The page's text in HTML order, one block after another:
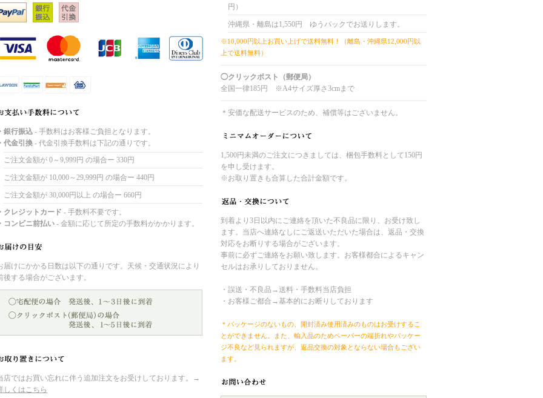
銀行振込 - 手数料はお客様ご負担となります。
代金引換 - 代金引換手数料は下記の通りです。
ご注文金額が 0～9,999円 の場合ー 330円
ご注文金額が 10,000～29,999円 の場合ー 440円
ご注文金額が 30,000円以上 の場合ー 660円
クレジットカード - 手数料不要です。
コンビニ前払い - 金額に応じて所定の手数料がかかります。
届けにかかる日数は以下の通りです。天候・交通状況により
後する場合がございます。
店ではお買い忘れに伴う追加注文をお受けしております。→
しくはこちら
円）
沖縄県・離島は1,550円 ゆうパックでお送りします。
※10,000円以上お買い上げで送料無料！（離島・沖縄県12,000円以
上で送料無料）
◯クリックポスト（郵便局）
全国一律185円 ※A4サイズ厚さ3cmまで
＊安価な配送サービスのため、補償等はございません。
1,500円未満のご注文につきましては、梱包手数料として150円
を申し受けます。
※お取り置きも合算した合計金額です。
到着より3日以内にご連絡を頂いた不良品に限り、お受け致し
ます。当店へ連絡なしにご返送いただいた場合は、返品・交換
対応をお断りする場合がございます。
事前に必ずご連絡をお願い致します。お客様都合によるキャン
セルはお承りしておりません。
・誤送・不良品→送料・手数料当店負担
・お客様ご都合→基本的にお断りしております
＊パッケージのないもの、開封済み使用済みのものはお受けするこ
とができません。また、輸入品のためペーパーの端折れやパッケー
ジ不良など見られますが、返品交換の対象とならない場合もござい
ます。